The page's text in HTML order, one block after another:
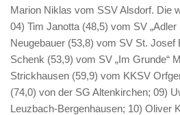
Marion Niklas vom SSV Alsdorf. Die
04) Tim Janotta (48,5) vom SV
Neugebauer (53,8) vom SV St. Josef
Schenk (53,9) vom SV „Im Grunde“
Strickhausen (59,9) vom KKSV
(74,0) von der SG Altenkirchen; 09)
Leuzbach-Bergenhausen; 10) Oliver